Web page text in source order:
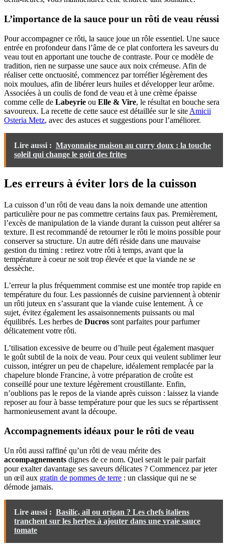
L’importance de la sauce pour un rôti de veau réussi
Pour accompagner ce rôti, la sauce joue un rôle essentiel. Une sauce
entrée en profondeur dans l’âme de ce plat confortera les saveurs du
veau tout en apportant une touche de contraste. Pour ce modèle de
tradition, rien ne surpasse une sauce aux noix crémeuse. Afin de
réaliser cette onctuosité, commencez par torréfier légèrement des
noix moulues, afin de libérer leurs huiles et développer leur arôme.
Associées à un coulis de fond de veau et à une crème épaisse
comme celle de Labeyrie ou Elle & Vire, le résultat en bouche sera
savoureux. La recette de cette sauce est détaillée sur le site Amicii
Osteria Metz, avec des astuces et suggestions pour l’améliorer.
Lire aussi : Mayonnaise maison au curry doux : la touche
soleil qui change le goût des frites
Les erreurs à éviter lors de la cuisson
La cuisson d’un rôti de veau dans la noix demande une attention
particulière pour ne pas commettre certains faux pas. Premièrement,
l’excès de manipulation de la viande durant la cuisson peut altérer sa
texture. Il est recommandé de retourner le rôti le moins possible pour
conserver sa structure. Un autre défi réside dans une mauvaise
gestion du timing : retirez votre rôti à temps, avant que la
température à coeur ne soit trop élevée et que la viande ne se
dessèche.
L’erreur la plus fréquemment commise est une montée trop rapide en
température du four. Les passionnés de cuisine parviennent à obtenir
un rôti juteux en s’assurant que la viande cuise lentement. À ce
sujet, évitez également les assaisonnements puissants ou mal
équilibrés. Les herbes de Ducros sont parfaites pour parfumer
délicatement votre rôti.
L’tilisation excessive de beurre ou d’huile peut également masquer
le goût subtil de la noix de veau. Pour ceux qui veulent sublimer leur
cuisson, intégrer un peu de chapelure, idéalement remplacée par la
chapelure blonde Francine, à votre préparation de croûte est
conseillé pour une texture légèrement croustillante. Enfin,
n’oublions pas le repos de la viande après cuisson : laissez la viande
reposer au four à basse température pour que les sucs se répartissent
harmonieusement avant la découpe.
Accompagnements idéaux pour le rôti de veau
Un rôti aussi raffiné qu’un rôti de veau mérite des
accompagnements dignes de ce nom. Quel serait le pair parfait
pour exalter davantage ses saveurs délicates ? Commencez par jeter
un œil aux gratin de pommes de terre : un classique qui ne se
démode jamais.
Lire aussi : Basilic, ail ou origan ? Les chefs italiens
tranchent sur les herbes à ajouter dans une vraie sauce
tomate